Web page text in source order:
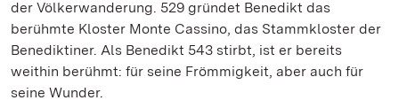
der Völkerwanderung. 529 gründet Benedikt das
berühmte Kloster Monte Cassino, das Stammkloster der
Benediktiner. Als Benedikt 543 stirbt, ist er bereits
weithin berühmt: für seine Frömmigkeit, aber auch für
seine Wunder.